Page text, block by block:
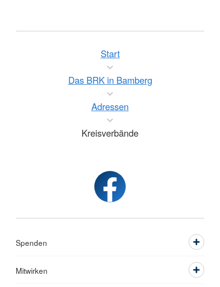
Start
Das BRK in Bamberg
Adressen
Kreisverbände
Spenden
Mitwirken